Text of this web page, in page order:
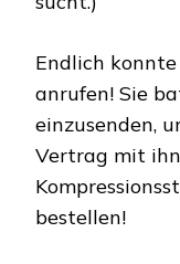
Endlich
anrufen! Sie
einzusenden,
Vertrag mit
bestellen!